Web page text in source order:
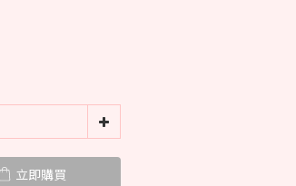
立即購買